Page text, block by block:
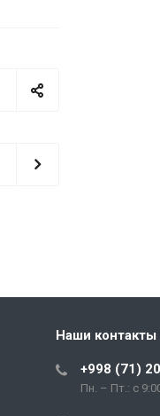
Наши контакты
+998 (71)
Пн. – Пт.: с